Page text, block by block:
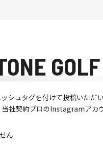
GOLF
シュタグを付けて投稿いただ
社契約プロのInstagramアカ
ん